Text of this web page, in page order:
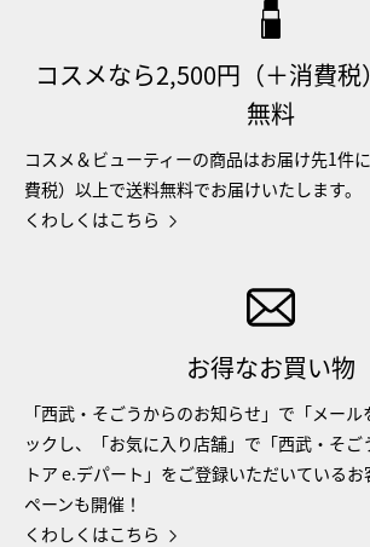
コスメなら2,500円（＋消費
無料
コスメ＆ビューティーの商品はお届け先1件
費税）以上で送料無料でお届けいたします。
くわしくはこちら
お得なお買い物
「西武・そごうからのお知らせ」で「メー
ックし、「お気に入り店舗」で「西武・そご
トア e.デパート」をご登録いただいている
ペーンも開催！
くわしくはこちら